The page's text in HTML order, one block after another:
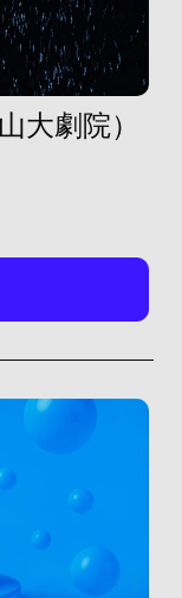
大劇院）